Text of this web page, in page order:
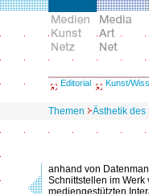
Editorial Kunst/
Themen Ästhetik des
anhand von
Schnittstellen im
mediengestützten